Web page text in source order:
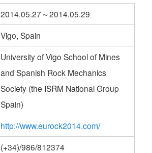
2014.05.27～2014.05.29
Vigo, Spain
University of Vigo School of Mines
and Spanish Rock Mechanics
Society (the ISRM National Group
Spain)
http://www.eurock2014.com/
(+34)/986/812374